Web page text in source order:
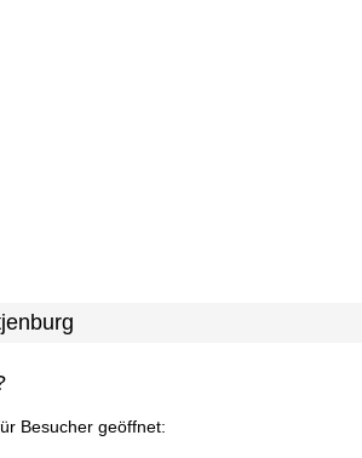
Besucher geöffnet: